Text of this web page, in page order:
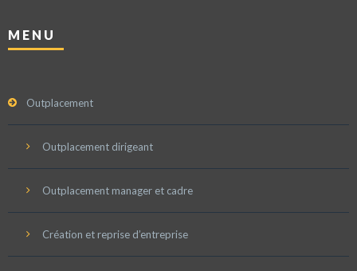
MENU
Outplacement
Outplacement dirigeant
Outplacement manager et cadre
Création et reprise d’entreprise